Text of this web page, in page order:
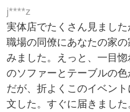
j****z
実体店でたくさん見ました
職場の同僚にあなたの家
みました。えっと、一目
のソファーとテーブルの
だが、折よくこのイベン
文した。すぐに届きまし